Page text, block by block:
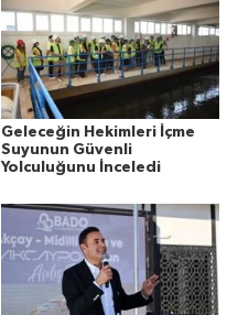
Geleceğin Hekimleri İçme
Suyunun Güvenli
Yolculuğunu İnceledi